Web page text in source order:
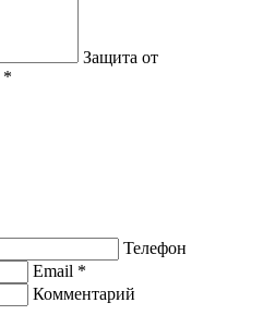
Защита от
*
Телефон
Email *
Комментарий